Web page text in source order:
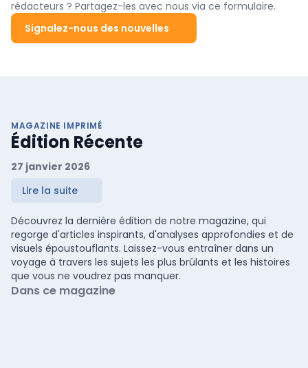
via jasnoshutters.co.uk.
rédacteurs ? Partagez-les avec nous via ce formulaire.
Signalez-nous des nouvelles
MAGAZINE IMPRIMÉ
Édition Récente
27 janvier 2026
Lire la suite
Découvrez la dernière édition de notre magazine, qui
regorge d'articles inspirants, d'analyses approfondies et de
visuels époustouflants. Laissez-vous entraîner dans un
voyage à travers les sujets les plus brûlants et les histoires
que vous ne voudrez pas manquer.
Dans ce magazine